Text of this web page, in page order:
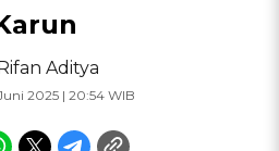
Aditya
2025 | 20:54 WIB